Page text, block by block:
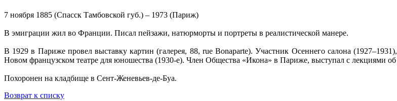
7 ноября 1885 (Спасск Тамбовской губ.) – 1973 (Париж)
В эмиграции жил во Франции. Писал пейзажи, натюрморты и портреты в реалистической манере.
В 1929 в Париже провел выставку картин (галерея, 88, rue Bonaparte). Участник Осеннего салона
Новом французском театре для юношества (1930-е). Член Общества «Икона» в Париже, выступал с лекциями об
Похоронен на кладбище в Сент-Женевьев-де-Буа.
Возврат к списку